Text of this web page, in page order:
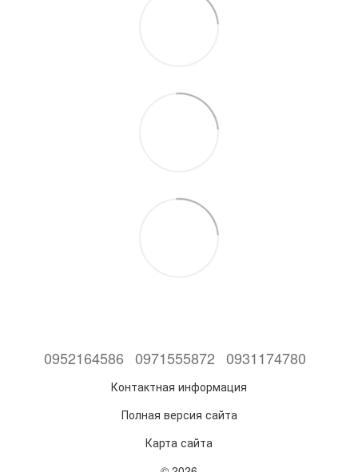
0952164586 0971555872 0931174780
Контактная информация
Полная версия сайта
Карта сайта